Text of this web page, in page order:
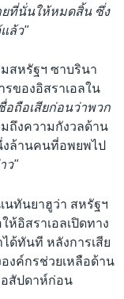
ยที่นั่นให้หมดสิ้น ซึ่ง
ล้ว"
สหรัฐฯ ซาบรินา
ของอิสราเอลใน
อถือเสียก่อนว่าพวก
ถึงความกังวลด้าน
ล้านคนที่อพยพไป
ว"
นทันยาฮูว่า สหรัฐฯ
ห้อิสราเอลเปิดทาง
ด้ทันที หลังการเสีย
งค์กรช่วยเหลือด้าน
อสัปดาห์ก่อน